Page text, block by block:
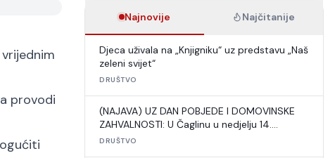
provodi
Najnovije Najčitanije
Djeca uživala na „Knjigniku“ uz predstavu „Naš
zeleni svijet“
DRUŠTVO
(NAJAVA) UZ DAN POBJEDE I DOMOVINSKE
ZAHVALNOSTI: U Čaglinu u nedjelju 14.
međunarodni šahovski turnir
DRUŠTVO